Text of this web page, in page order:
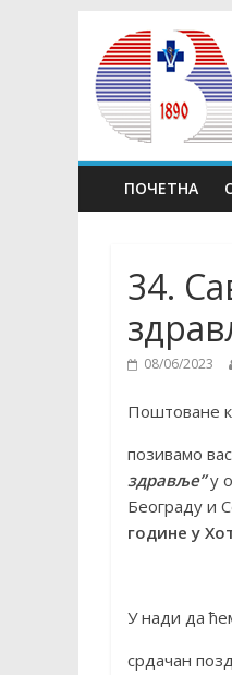
content
ПОЧЕТНА
34.
08/06/2023
Поштоване
позивамо
здравље”у
Београду и
године у
У нади да
срдачан